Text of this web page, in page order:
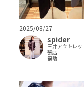
2025/08/27
spider
三井アウトレ
張店
福助